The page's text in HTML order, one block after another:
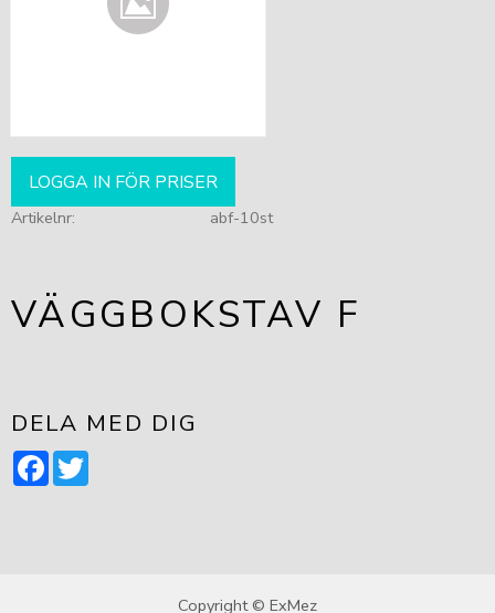
LOGGA IN FÖR PRISER
Artikelnr abf-10st
VÄGGBOKSTAV F
DELA MED DIG
Facebook
Copyright © ExMez